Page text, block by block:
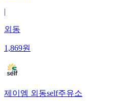
|
외동
1,869원
제이엠 외동self주유소